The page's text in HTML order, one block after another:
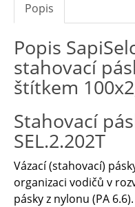
Popis
Popis
stahovací
štítkem
Stahovací
SEL.2.202T
Vázací (stahovací)
organizaci vodičů v
pásky z nylonu (PA